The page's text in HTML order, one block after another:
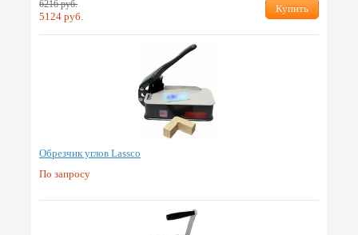
6216 руб.
5124 руб.
Купить
Обрезчик углов Lassco
По запросу